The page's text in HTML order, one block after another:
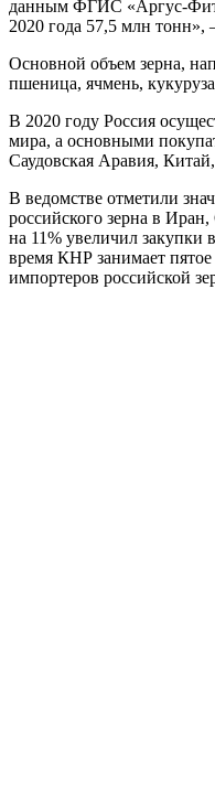
данным ФГИС «Аргус-
2020 года 57,5 млн
Основной объем зерна,
пшеница, ячмень,
В 2020 году Россия
мира, а основными
Саудовская Аравия,
В ведомстве отметили
российского зерна в
на 11% увеличил закупки
время КНР занимает
импортеров российской